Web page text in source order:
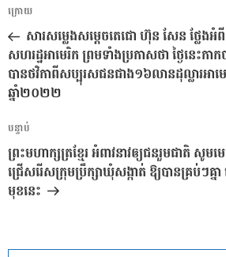
នាំទិស​
ប្រកាស
អត្ថបទ
មុន
ក្រោយ
សារសម្លេងសម្តេចតេជោ ហ៊ុន សែន ថ្លែងអំ
សហរដ្ឋអាមេរិក ព្រមទាំងប្រកាសថា ថ្ងៃនេះក
បានថវិកាពីសប្បុរសជនជាង១៦លានដុល្លារអាម
ឆ្នាំ២០២២
អត្ថបទ
បន្ទាប់
បន្ទាប់
ព្រះមហាក្សត្រខ្មែរ អំពាវនាវឲ្យជនរួមជាតិ សូម
ជ្រើសរើសក្រុមប្រឹក្សាឃុំសង្កាត់ ឱ្យបានគ្រប់ៗគ្ន
មុខនេះ